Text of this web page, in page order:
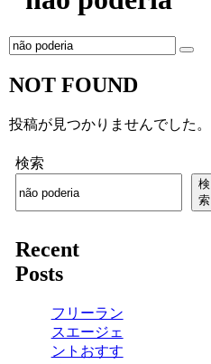
NOT FOUND
投稿が見つかりませんでした。
検索
検
索
Recent
Posts
フリーラン
スエージェ
ントおすす